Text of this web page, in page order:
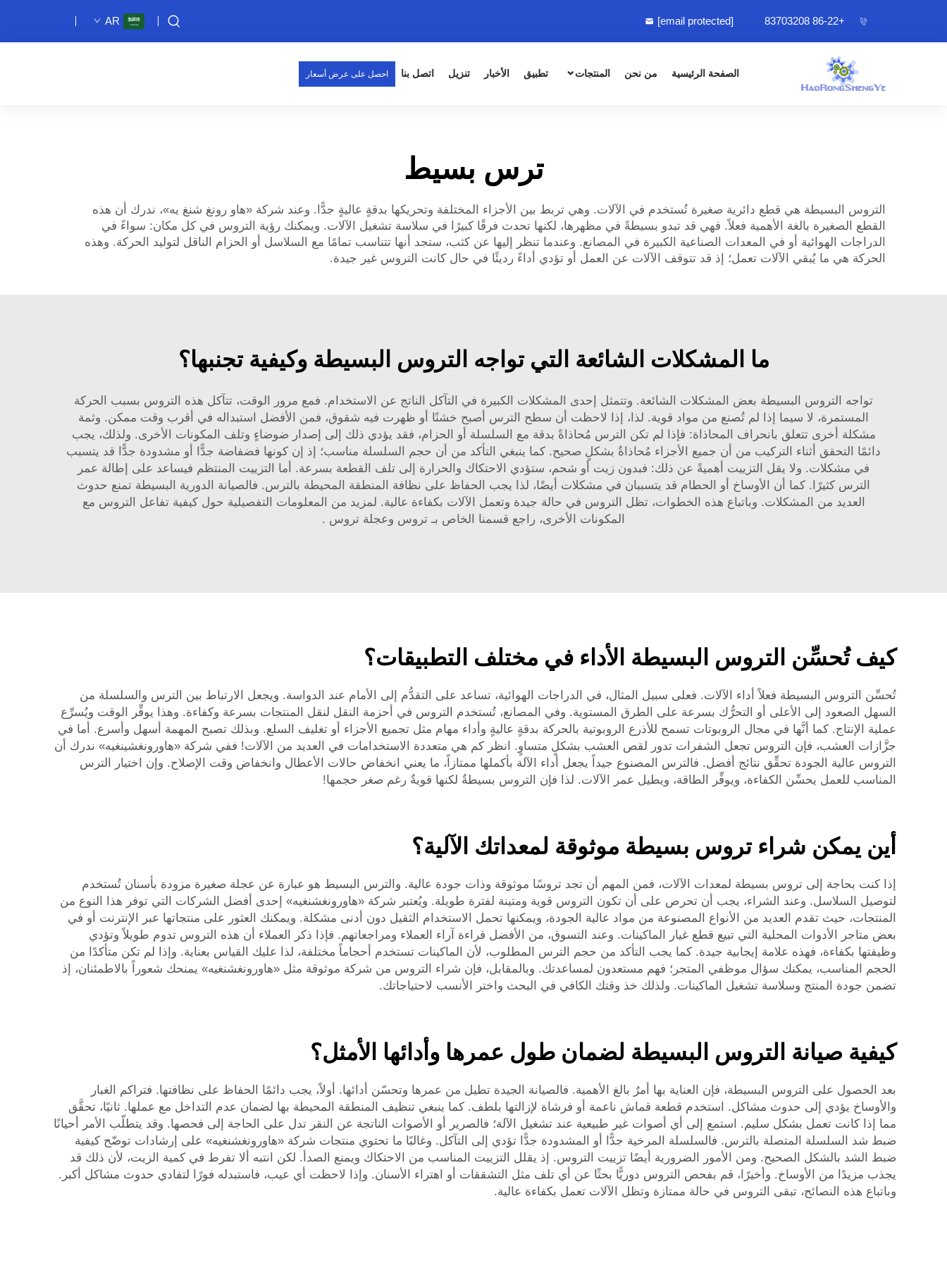
+86-22 83703208
[email protected]
AR
الصفحة الرئيسية من نحن المنتجات تطبيق الأخبار تنزيل اتصل بنا احصل على عرض أسعار
ترس بسيط
التروس البسيطة هي قطع دائرية صغيرة تُستخدم في الآلات. وهي تربط بين الأجزاء المختلفة وتحريكها بدقةٍ عاليةٍ جدًّا. وعند شركة «هاو رونغ شنغ يه»، ندرك أن هذه
القطع الصغيرة بالغة الأهمية فعلاً. فهي قد تبدو بسيطةً في مظهرها، لكنها تحدث فرقًا كبيرًا في سلاسة تشغيل الآلات. ويمكنك رؤية التروس في كل مكان: سواءً في
الدراجات الهوائية أو في المعدات الصناعية الكبيرة في المصانع. وعندما تنظر إليها عن كثب، ستجد أنها تتناسب تمامًا مع السلاسل أو الحزام الناقل لتوليد الحركة. وهذه
الحركة هي ما يُبقي الآلات تعمل؛ إذ قد تتوقف الآلات عن العمل أو تؤدي أداءً رديئًا في حال كانت التروس غير جيدة.
ما المشكلات الشائعة التي تواجه التروس البسيطة وكيفية تجنبها؟
تواجه التروس البسيطة بعض المشكلات الشائعة. وتتمثل إحدى المشكلات الكبيرة في التآكل الناتج عن الاستخدام. فمع مرور الوقت، تتآكل هذه التروس بسبب الحركة
المستمرة، لا سيما إذا لم تُصنع من مواد قوية. لذا، إذا لاحظت أن سطح الترس أصبح خشنًا أو ظهرت فيه شقوق، فمن الأفضل استبداله في أقرب وقت ممكن. وثمة
مشكلة أخرى تتعلق بانحراف المحاذاة: فإذا لم تكن الترس مُحاذاةً بدقة مع السلسلة أو الحزام، فقد يؤدي ذلك إلى إصدار ضوضاءٍ وتلف المكونات الأخرى. ولذلك، يجب
دائمًا التحقق أثناء التركيب من أن جميع الأجزاء مُحاذاةٌ بشكلٍ صحيح. كما ينبغي التأكد من أن حجم السلسلة مناسب؛ إذ إن كونها فضفاضة جدًّا أو مشدودة جدًّا قد يتسبب
في مشكلات. ولا يقل التزييت أهميةً عن ذلك: فبدون زيت أو شحم، ستؤدي الاحتكاك والحرارة إلى تلف القطعة بسرعة. أما التزييت المنتظم فيساعد على إطالة عمر
الترس كثيرًا. كما أن الأوساخ أو الحطام قد يتسببان في مشكلات أيضًا، لذا يجب الحفاظ على نظافة المنطقة المحيطة بالترس. فالصيانة الدورية البسيطة تمنع حدوث
العديد من المشكلات. وباتباع هذه الخطوات، تظل التروس في حالة جيدة وتعمل الآلات بكفاءة عالية. لمزيد من المعلومات التفصيلية حول كيفية تفاعل التروس مع
المكونات الأخرى، راجع قسمنا الخاص بـ تروس وعجلة تروس .
كيف تُحسِّن التروس البسيطة الأداء في مختلف التطبيقات؟
تُحسِّن التروس البسيطة فعلاً أداء الآلات. فعلى سبيل المثال، في الدراجات الهوائية، تساعد على التقدُّم إلى الأمام عند الدواسة. ويجعل الارتباط بين الترس والسلسلة من
السهل الصعود إلى الأعلى أو التحرُّك بسرعة على الطرق المستوية. وفي المصانع، تُستخدم التروس في أحزمة النقل لنقل المنتجات بسرعة وكفاءة. وهذا يوفِّر الوقت ويُسرِّع
عملية الإنتاج. كما أنَّها في مجال الروبوتات تسمح للأذرع الروبوتية بالحركة بدقةٍ عاليةٍ وأداء مهام مثل تجميع الأجزاء أو تغليف السلع. وبذلك تصبح المهمة أسهل وأسرع. أما في
جزَّازات العشب، فإن التروس تجعل الشفرات تدور لقص العشب بشكلٍ متساوٍ. انظر كم هي متعددة الاستخدامات في العديد من الآلات! ففي شركة «هاورونغشينغيه» ندرك أن
التروس عالية الجودة تحقِّق نتائج أفضل. فالترس المصنوع جيداً يجعل أداء الآلة بأكملها ممتازاً، ما يعني انخفاض حالات الأعطال وانخفاض وقت الإصلاح. وإن اختيار الترس
المناسب للعمل يحسِّن الكفاءة، ويوفِّر الطاقة، ويطيل عمر الآلات. لذا فإن التروس بسيطةٌ لكنها قويةٌ رغم صغر حجمها!
أين يمكن شراء تروس بسيطة موثوقة لمعداتك الآلية؟
إذا كنت بحاجة إلى تروس بسيطة لمعدات الآلات، فمن المهم أن تجد تروسًا موثوقة وذات جودة عالية. والترس البسيط هو عبارة عن عجلة صغيرة مزودة بأسنان تُستخدم
لتوصيل السلاسل. وعند الشراء، يجب أن تحرص على أن تكون التروس قوية ومتينة لفترة طويلة. ويُعتبر شركة «هاورونغشنغيه» إحدى أفضل الشركات التي توفر هذا النوع من
المنتجات، حيث تقدم العديد من الأنواع المصنوعة من مواد عالية الجودة، ويمكنها تحمل الاستخدام الثقيل دون أدنى مشكلة. ويمكنك العثور على منتجاتها عبر الإنترنت أو في
بعض متاجر الأدوات المحلية التي تبيع قطع غيار الماكينات. وعند التسوق، من الأفضل قراءة آراء العملاء ومراجعاتهم. فإذا ذكر العملاء أن هذه التروس تدوم طويلاً وتؤدي
وظيفتها بكفاءة، فهذه علامة إيجابية جيدة. كما يجب التأكد من حجم الترس المطلوب، لأن الماكينات تستخدم أحجاماً مختلفة، لذا عليك القياس بعناية. وإذا لم تكن متأكدًا من
الحجم المناسب، يمكنك سؤال موظفي المتجر؛ فهم مستعدون لمساعدتك. وبالمقابل، فإن شراء التروس من شركة موثوقة مثل «هاورونغشنغيه» يمنحك شعوراً بالاطمئنان، إذ
تضمن جودة المنتج وسلاسة تشغيل الماكينات. ولذلك خذ وقتك الكافي في البحث واختر الأنسب لاحتياجاتك.
كيفية صيانة التروس البسيطة لضمان طول عمرها وأدائها الأمثل؟
بعد الحصول على التروس البسيطة، فإن العناية بها أمرٌ بالغ الأهمية. فالصيانة الجيدة تطيل من عمرها وتحسّن أدائها. أولاً، يجب دائمًا الحفاظ على نظافتها. فتراكم الغبار
والأوساخ يؤدي إلى حدوث مشاكل. استخدم قطعة قماش ناعمة أو فرشاة لإزالتها بلطف. كما ينبغي تنظيف المنطقة المحيطة بها لضمان عدم التداخل مع عملها. ثانيًا، تحقَّق
مما إذا كانت تعمل بشكل سليم. استمع إلى أي أصوات غير طبيعية عند تشغيل الآلة؛ فالصرير أو الأصوات الناتجة عن النقر تدل على الحاجة إلى فحصها. وقد يتطلّب الأمر أحيانًا
ضبط شد السلسلة المتصلة بالترس. فالسلسلة المرخية جدًّا أو المشدودة جدًّا تؤدي إلى التآكل. وغالبًا ما تحتوي منتجات شركة «هاورونغشنغيه» على إرشادات توضّح كيفية
ضبط الشد بالشكل الصحيح. ومن الأمور الضرورية أيضًا تزييت التروس. إذ يقلل التزييت المناسب من الاحتكاك ويمنع الصدأ. لكن انتبه ألا تفرط في كمية الزيت، لأن ذلك قد
يجذب مزيدًا من الأوساخ. وأخيرًا، قم بفحص التروس دوريًّا بحثًا عن أي تلف مثل التشققات أو اهتراء الأسنان. وإذا لاحظت أي عيب، فاستبدله فورًا لتفادي حدوث مشاكل أكبر.
وباتباع هذه النصائح، تبقى التروس في حالة ممتازة وتظل الآلات تعمل بكفاءة عالية.